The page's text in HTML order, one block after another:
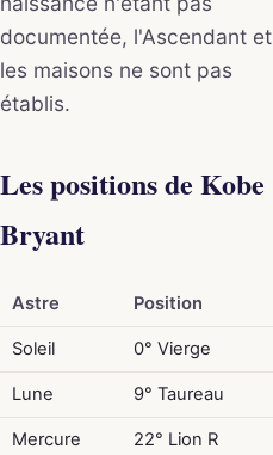
documentée, l'Ascendant et
les maisons ne sont pas
établis.
Les positions de Kobe
Bryant
Astre Position
Soleil 0° Vierge
Lune 9° Taureau
Mercure 22° Lion R